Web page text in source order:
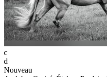
c
d
Nouveau